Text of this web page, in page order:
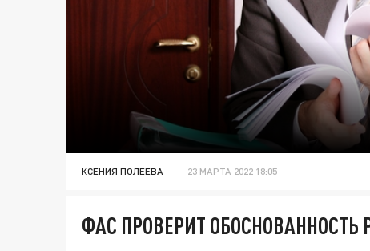
КСЕНИЯ ПОЛЕЕВА 23 МАРТА 2022 18:05
ФАС ПРОВЕРИТ ОБОСНОВАННОСТЬ